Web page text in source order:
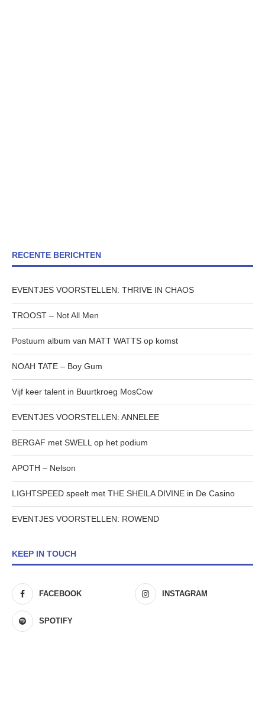
RECENTE BERICHTEN
EVENTJES VOORSTELLEN: THRIVE IN CHAOS
TROOST – Not All Men
Postuum album van MATT WATTS op komst
NOAH TATE – Boy Gum
Vijf keer talent in Buurtkroeg MosCow
EVENTJES VOORSTELLEN: ANNELEE
BERGAF met SWELL op het podium
APOTH – Nelson
LIGHTSPEED speelt met THE SHEILA DIVINE in De Casino
EVENTJES VOORSTELLEN: ROWEND
KEEP IN TOUCH
FACEBOOK INSTAGRAM
SPOTIFY